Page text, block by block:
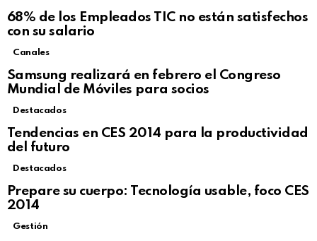
68% de los Empleados TIC no están satisfechos
con su salario
Canales
Samsung realizará en febrero el Congreso
Mundial de Móviles para socios
Destacados
Tendencias en CES 2014 para la productividad
del futuro
Destacados
Prepare su cuerpo: Tecnología usable, foco CES
2014
Gestión